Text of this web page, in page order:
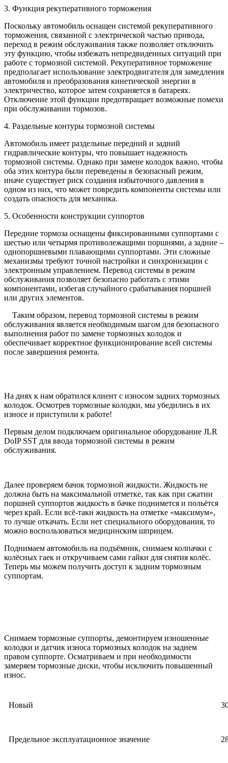
3. Функция рекуперативного торможения
Поскольку автомобиль оснащен системой рекуперативного
торможения, связанной с электрической частью привода,
переход в режим обслуживания также позволяет отключить
эту функцию, чтобы избежать непредвиденных ситуаций при
работе с тормозной системой. Рекуперативное торможение
предполагает использование электродвигателя для замедления
автомобиля и преобразования кинетической энергии в
электричество, которое затем сохраняется в батареях.
Отключение этой функции предотвращает возможные помехи
при обслуживании тормозов.
4. Раздельные контуры тормозной системы
Автомобиль имеет раздельные передний и задний
гидравлические контуры, что повышает надежность
тормозной системы. Однако при замене колодок важно, чтобы
оба этих контура были переведены в безопасный режим,
иначе существует риск создания избыточного давления в
одном из них, что может повредить компоненты системы или
создать опасность для механика.
5. Особенности конструкции суппортов
Передние тормоза оснащены фиксированными суппортами с
шестью или четырмя противолежащими поршнями, а задние –
однопоршневыми плавающими суппортами. Эти сложные
механизмы требуют точной настройки и синхронизации с
электронным управлением. Перевод системы в режим
обслуживания позволяет безопасно работать с этими
компонентами, избегая случайного срабатывания поршней
или других элементов.
Таким образом, перевод тормозной системы в режим
обслуживания является необходимым шагом для безопасного
выполнения работ по замене тормозных колодок и
обеспечивает корректное функционирование всей системы
после завершения ремонта.
На днях к нам обратился клиент с износом задних тормозных
колодок. Осмотрев тормозные колодки, мы убедились в их
износе и приступили к работе!
Первым делом подключаем оригинальное оборудование JLR
DoIP SST для ввода тормозной системы в режим
обслуживания.
Далее проверяем бачок тормозной жидкости. Жидкость не
должна быть на максимальной отметке, так как при сжатии
поршней суппортов жидкость в бачке поднимется и польётся
через край. Если всё-таки жидкость на отметке «максимум»,
то лучше откачать. Если нет специального оборудования, то
можно воспользоваться медицинским шприцем.
Поднимаем автомобиль на подъёмник, снимаем колпачки с
колёсных гаек и откручиваем сами гайки для снятия колёс.
Теперь мы можем получить доступ к задним тормозным
суппортам.
Снимаем тормозные суппорты, демонтируем изношенные
колодки и датчик износа тормозных колодок на заднем
правом суппорте. Осматриваем и при необходимости
замеряем тормозные диски, чтобы исключить повышенный
износ.
Новый
Предельное эксплуатационное значение